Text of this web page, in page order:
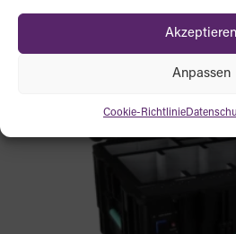
Akzeptieren
Anpassen
Cookie-Richtlinie